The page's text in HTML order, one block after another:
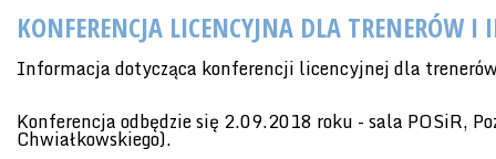
KONFERENCJA LICENCYJNA DLA TRENERÓW
Informacja dotycząca konferencji licencyjnej dla
Konferencja odbędzie się 2.09.2018 roku - sala POSiR,
Chwiałkowskiego).